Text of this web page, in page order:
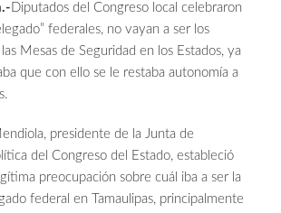
Diputados del Congreso local celebraron
federales, no vayan a ser los
Mesas de Seguridad en los Estados, ya
que con ello se le restaba autonomía a
presidente de la Junta de
del Congreso del Estado, estableció
preocupación sobre cuál iba a ser la
federal en Tamaulipas, principalmente